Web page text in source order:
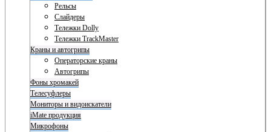
Рельсы
Слайдеры
Тележки Dolly
Тележки TrackMaster
Краны и автогрипы
Операторские краны
Автогрипы
Фоны хромакей
Телесуфлеры
Мониторы и видоискатели
iMate продукция
Микрофоны